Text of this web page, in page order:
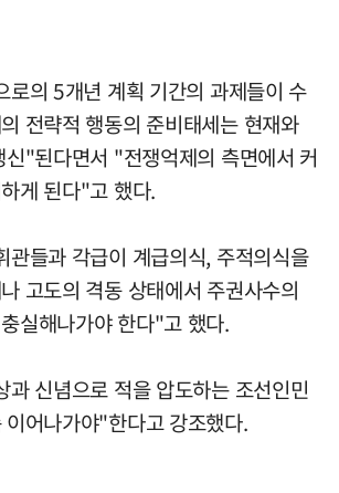
로의 5개년 계획 기간의 과제들이 수
전략적 행동의 준비태세는 현재와
"된다면서 "전쟁억제의 측면에서 커
게 된다"고 했다.
관들과 각급이 계급의식, 주적의식을
고도의 격동 상태에서 주권사수의
실해나가야 한다"고 했다.
과 신념으로 적을 압도하는 조선인민
어나가야"한다고 강조했다.